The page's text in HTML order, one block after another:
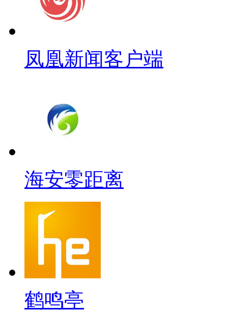
凤凰新闻客户端
海安零距离
鹤鸣亭